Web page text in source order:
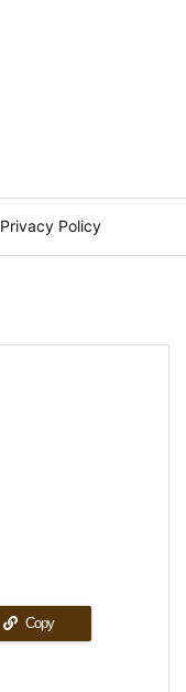
Privacy Policy
Copy